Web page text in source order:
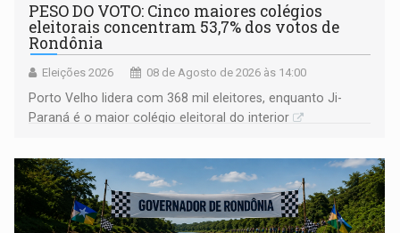
PESO DO VOTO: Cinco maiores colégios
eleitorais concentram 53,7% dos votos de
Rondônia
Eleições 2026 08 de Agosto de 2026 às 14:00
Porto Velho lidera com 368 mil eleitores, enquanto Ji-
Paraná é o maior colégio eleitoral do interior